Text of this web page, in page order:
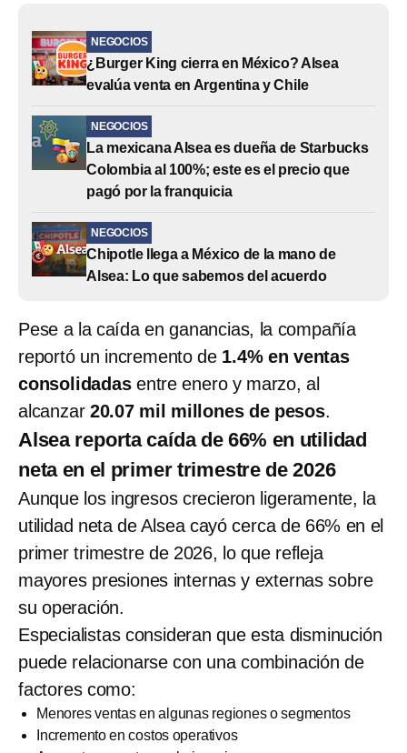
NEGOCIOS
¿Burger King cierra en México? Alsea
evalúa venta en Argentina y Chile
NEGOCIOS
La mexicana Alsea es dueña de Starbucks
Colombia al 100%; este es el precio que
pagó por la franquicia
NEGOCIOS
Chipotle llega a México de la mano de
Alsea: Lo que sabemos del acuerdo
Pese a la caída en ganancias, la compañía
reportó un incremento de 1.4% en ventas
consolidadasentre enero y marzo, al
alcanzar 20.07 mil millones de pesos.
Alsea reporta caída de 66% en utilidad
neta en el primer trimestre de 2026
Aunque los ingresos crecieron ligeramente, la
utilidad neta de Alsea cayó cerca de 66% en el
primer trimestre de 2026, lo que refleja
mayores presiones internas y externas sobre
su operación.
Especialistas consideran que esta disminución
puede relacionarse con una combinación de
factores como:
Menores ventas en algunas regiones o segmentos
Incremento en costos operativos